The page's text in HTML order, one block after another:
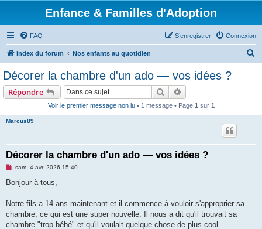
Enfance & Familles d'Adoption
FAQ Connexion
S’enregistrer
Index du forum Nos enfants au quotidien
Décorer la chambre d'un ado — vos idées ?
Répondre Rechercher
Voir le premier message non lu• 1 message • Page 1 sur 1
Marcus89
Décorer la chambre d'un ado — vos idées ?
M
s
g
n
o
sam. 4 avr. 2026 15:40
Bonjour à tous,
Notre fils a 14 ans maintenant et il commence à vouloir s'approprier sa
chambre, ce qui est une super nouvelle. Il nous a dit qu'il trouvait sa
chambre "trop bébé" et qu'il voulait quelque chose de plus cool.